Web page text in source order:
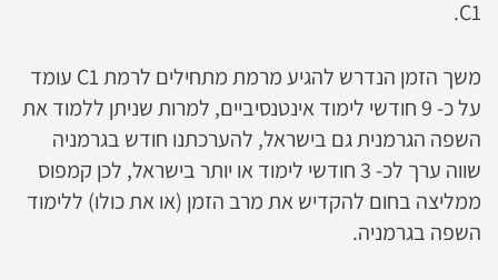
C1.
משך הזמן הנדרש להגיע מרמת מתחילים לרמת C1 עומד
על כ- 9 חודשי לימוד אינטנסיביים, למרות שניתן ללמוד את
השפה הגרמנית גם בישראל, להערכתנו חודש בגרמניה
שווה ערך לכ- 3 חודשי לימוד או יותר בישראל, לכן קמפוס
ממליצה בחום להקדיש את מרב הזמן (או את כולו) ללימוד
השפה בגרמניה.